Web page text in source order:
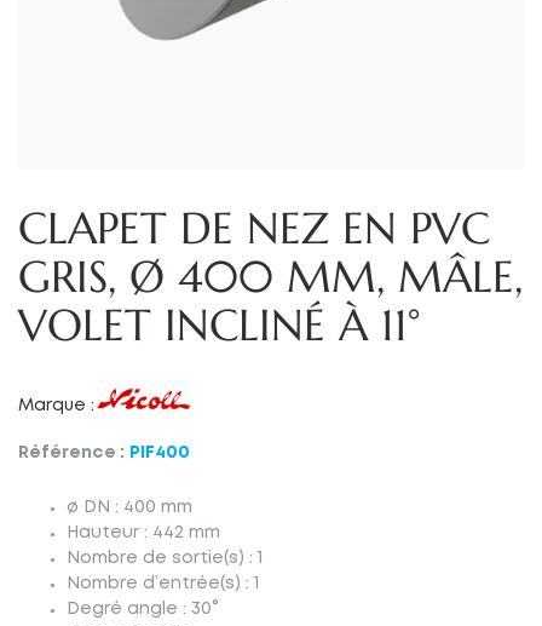
CLAPET DE NEZ EN PVC
GRIS, Ø 400 MM, MÂLE,
VOLET INCLINÉ À 11°
Marque :
Référence : PIF400
ø DN : 400 mm
Hauteur : 442 mm
Nombre de sortie(s) : 1
Nombre d’entrée(s) : 1
Degré angle : 30°